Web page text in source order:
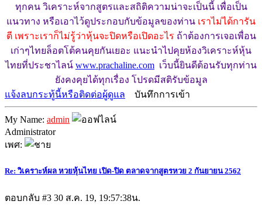
ทุกคน วิเคราะห์จากสูตรและสถิติความน่าจะเป็นนี้ เพื่อเป็น
แนวทาง หรือเอาไว้ดูประกอบกับข้อมูลของท่าน เราไม่ได้การัน
ตี เพราะเราก็ไม่รู้ว่าหุ้นจะปิดหรือเปิดอะไร ถ้าต้องการเจอเพื่อน
เก่าๆไทยล็อตโต้คนคุยกันเยอะ แนะนำไปคุยห้องวิเคราะห์หุ้น
ไทยที่ประชาไลน์ www.prachaline.com เว็บนี้ยินดีต้อนรับทุกท่าน
ยังคงคุยได้ทุกเรื่อง โปรดมีสติรับข้อมูล
แจ้งลบกระทู้นี้หรือติดต่อผู้ดูแล
บันทึกการเข้า
My Name: admin
Administrator
เพศ:
Re: วิเคราะห์ผล หวยหุ้นไทย เปิด-ปิด ตลาดจากสูตรหวย 2 กันยายน 2562
ตอบกลับ #3 30 ส.ค. 19, 19:57:38น.